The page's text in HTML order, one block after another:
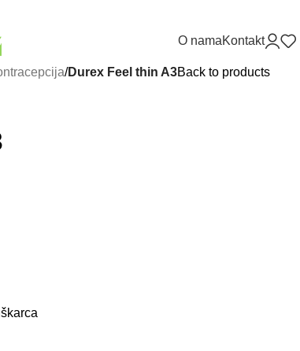
O namaKontakt
/Durex Feel thin A3Back to products